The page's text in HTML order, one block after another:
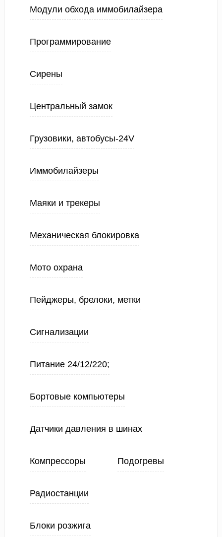
Модули обхода иммобилайзера
Программирование
Сирены
Центральный замок
Грузовики, автобусы-24V
Иммобилайзеры
Маяки и трекеры
Механическая блокировка
Мото охрана
Пейджеры, брелоки, метки
Сигнализации
Питание 24/12/220;
Бортовые компьютеры
Датчики давления в шинах
Компрессоры Подогревы
Радиостанции
Блоки розжига